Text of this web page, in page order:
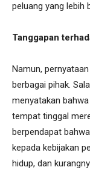
peluang yang lebih
Tanggapan
Namun,
berbagai pihak.
menyatakan
tempat tinggal
berpendapat
kepada kebijakan
hidup, dan